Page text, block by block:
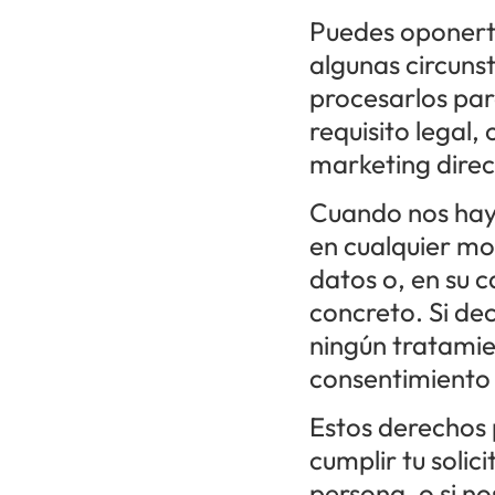
Puedes
algunas
procesarlos
requisito legal,
marketing
Cuando nos
en cualquier
datos o, en su
concreto. Si
ningún
Estos
cumplir tu